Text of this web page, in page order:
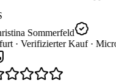
Sommerfeld
· Verifizierter Kauf ·